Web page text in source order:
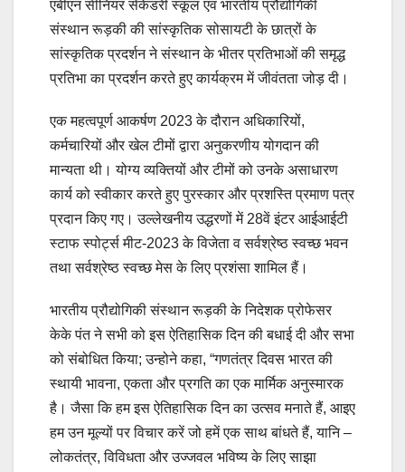
एबीएन सीनियर सेकेंडरी स्कूल एवं भारतीय प्रौद्योगिकी
संस्थान रूड़की की सांस्कृतिक सोसायटी के छात्रों के
सांस्कृतिक प्रदर्शन ने संस्थान के भीतर प्रतिभाओं की समृद्ध
प्रतिभा का प्रदर्शन करते हुए कार्यक्रम में जीवंतता जोड़ दी।
एक महत्वपूर्ण आकर्षण 2023 के दौरान अधिकारियों,
कर्मचारियों और खेल टीमों द्वारा अनुकरणीय योगदान की
मान्यता थी। योग्य व्यक्तियों और टीमों को उनके असाधारण
कार्य को स्वीकार करते हुए पुरस्कार और प्रशस्ति प्रमाण पत्र
प्रदान किए गए। उल्लेखनीय उद्धरणों में 28वें इंटर आईआईटी
स्टाफ स्पोर्ट्स मीट-2023 के विजेता व सर्वश्रेष्ठ स्वच्छ भवन
तथा सर्वश्रेष्ठ स्वच्छ मेस के लिए प्रशंसा शामिल हैं।
भारतीय प्रौद्योगिकी संस्थान रूड़की के निदेशक प्रोफेसर
केके पंत ने सभी को इस ऐतिहासिक दिन की बधाई दी और सभा
को संबोधित किया; उन्होने कहा, “गणतंत्र दिवस भारत की
स्थायी भावना, एकता और प्रगति का एक मार्मिक अनुस्मारक
है। जैसा कि हम इस ऐतिहासिक दिन का उत्सव मनाते हैं, आइए
हम उन मूल्यों पर विचार करें जो हमें एक साथ बांधते हैं, यानि –
लोकतंत्र, विविधता और उज्जवल भविष्य के लिए साझा